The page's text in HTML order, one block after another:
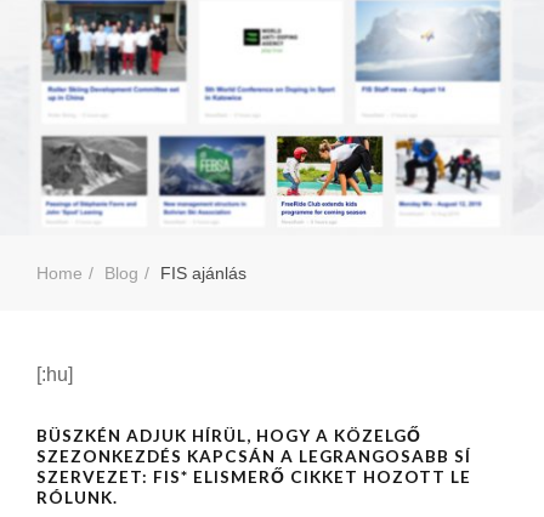
Home Blog FIS ajánlás
[:hu]
BÜSZKÉN ADJUK HÍRÜL, HOGY A KÖZELGŐ
SZEZONKEZDÉS KAPCSÁN A LEGRANGOSABB SÍ
SZERVEZET: FIS* ELISMERŐ CIKKET HOZOTT LE
RÓLUNK.